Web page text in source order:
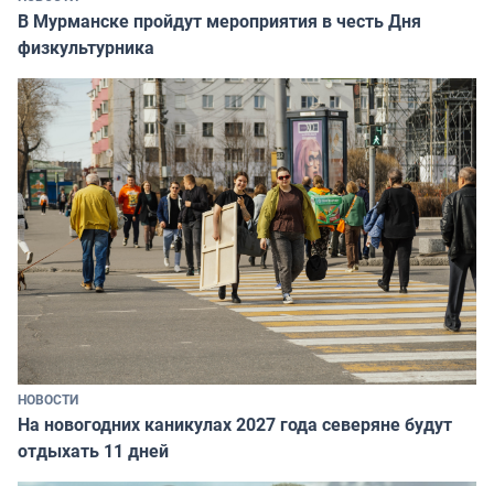
В Мурманске пройдут мероприятия в честь Дня
физкультурника
НОВОСТИ
На новогодних каникулах 2027 года северяне будут
отдыхать 11 дней